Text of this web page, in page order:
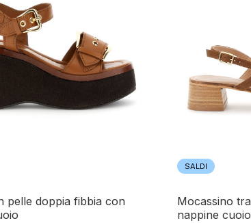
SALDI
mocassino traforato in pelle con
nappine cuoio